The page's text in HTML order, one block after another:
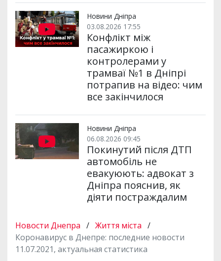
Новини Дніпра
03.08.2026 17:55
Конфлікт між
пасажиркою і
контролерами у
трамваї №1 в Дніпрі
потрапив на відео: чим
все закінчилося
Новини Дніпра
06.08.2026 09:45
Покинутий після ДТП
автомобіль не
евакуюють: адвокат з
Дніпра пояснив, як
діяти постраждалим
Новости Днепра / Життя міста /
Коронавирус в Днепре: последние новости
11.07.2021, актуальная статистика